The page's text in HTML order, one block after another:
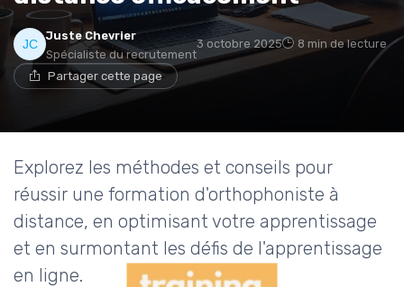
Juste Chevrier
Spécialiste du recrutement
3 octobre 2025 8 min de lecture
Partager cette page
Explorez les méthodes et conseils pour
réussir une formation d'orthophoniste à
distance, en optimisant votre apprentissage
et en surmontant les défis de l'apprentissage
en ligne.